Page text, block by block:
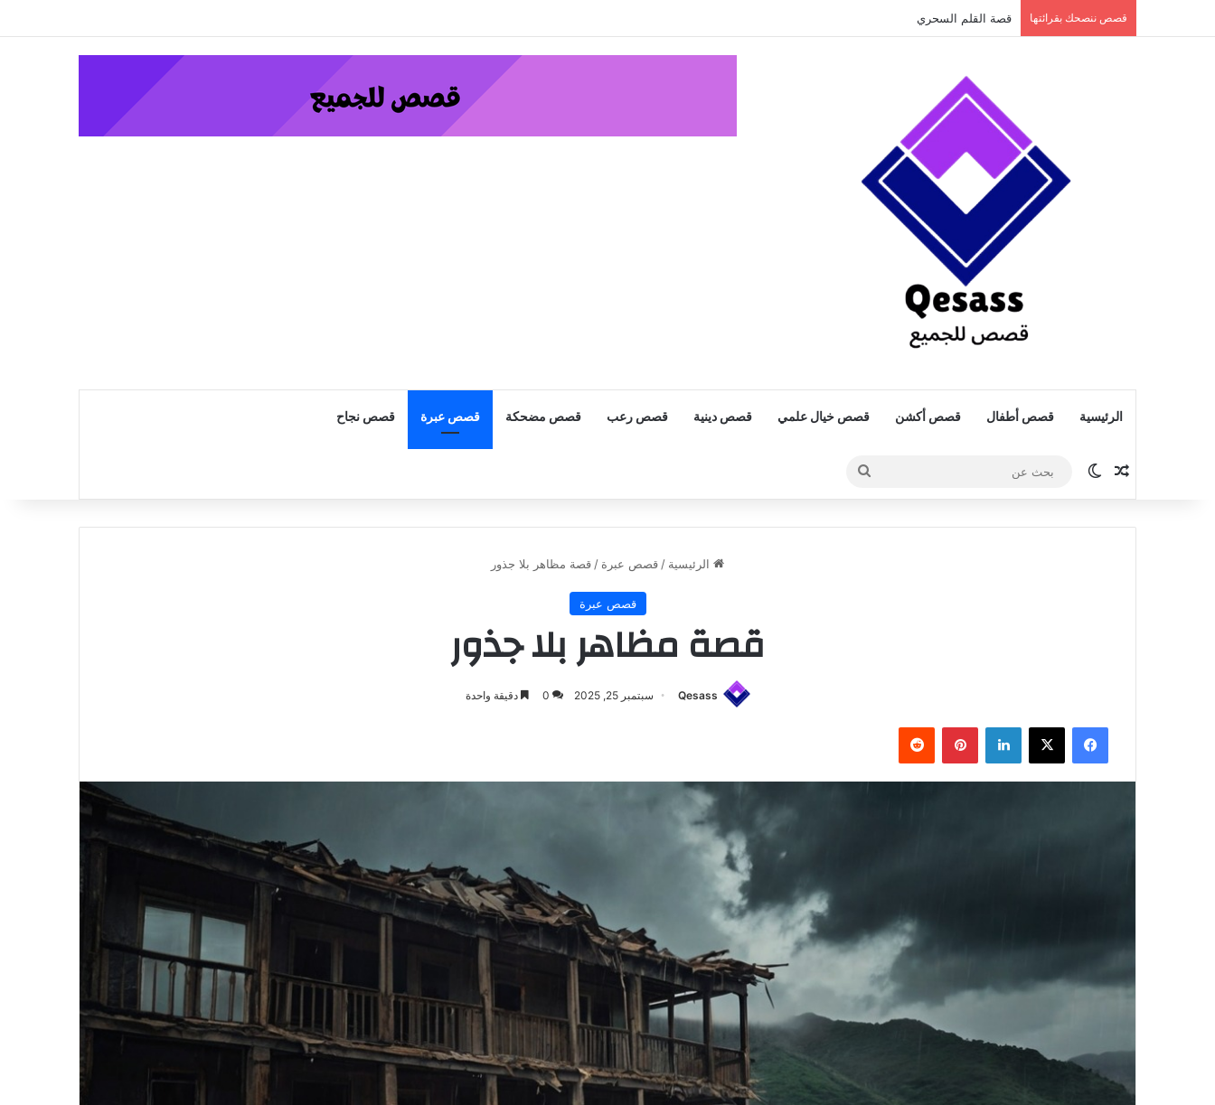
قصص ننصحك بقرائتها قصة الطفل الذي عاد من النار ج3
الرئيسية قصص أطفال قصص أكشن قصص خيال علمي قصص دينية قصص رعب قصص مضحكة قصص عبرة قصص نجاح
مقال عشوائي
الوضع المظلم
بحث
عن
الرئيسية / قصص عبرة / قصة مظاهر بلا جذور
قصص عبرة
قصة مظاهر بلا جذور
Qesass سبتمبر 25, 2025 0 دقيقة واحدة
فيسبوك ‫X لينكدإن بينتيريست